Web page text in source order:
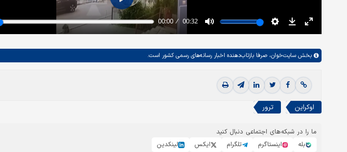
بخش سایت‌خوان، صرفا بازتاب‌دهنده اخبار رسانه‌های رسمی کشور است.
اوکراین ترور
ما را در شبکه‌های اجتماعی دنبال کنید
بله
اینستاگرم تلگرام ایکس لینکدین